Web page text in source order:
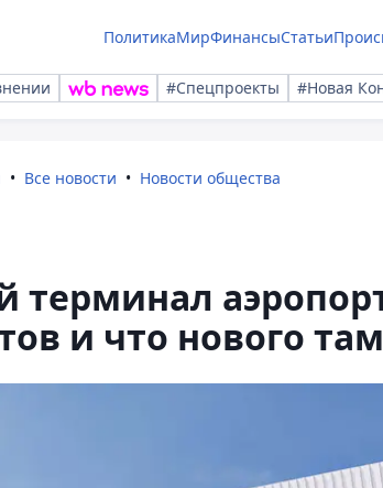
ПолитикаМирФинансыСтатьи
#Спецпроекты #Новая
Все новости Новости общества
и что нового